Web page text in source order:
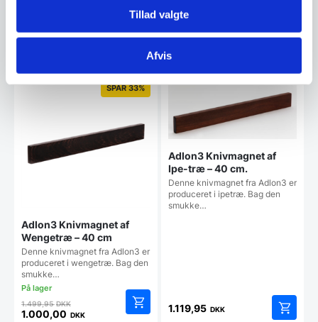
Tillad valgte
Afvis
499,00
SPAR 33%
Adlon3 Knivmagnet af
Wengetræ – 40 cm
Denne knivmagnet fra Adlon3 er
produceret i wengetræ. Bag den
smukke…
1.499,95DKKDen
oprindelige
1.000,00 DKK
Adlon3 Knivmagnet af
Ipe-træ – 40 cm.
Denne knivmagnet fra Adlon3 er
produceret i ipetræ. Bag den
smukke…
1.119,95 DKK